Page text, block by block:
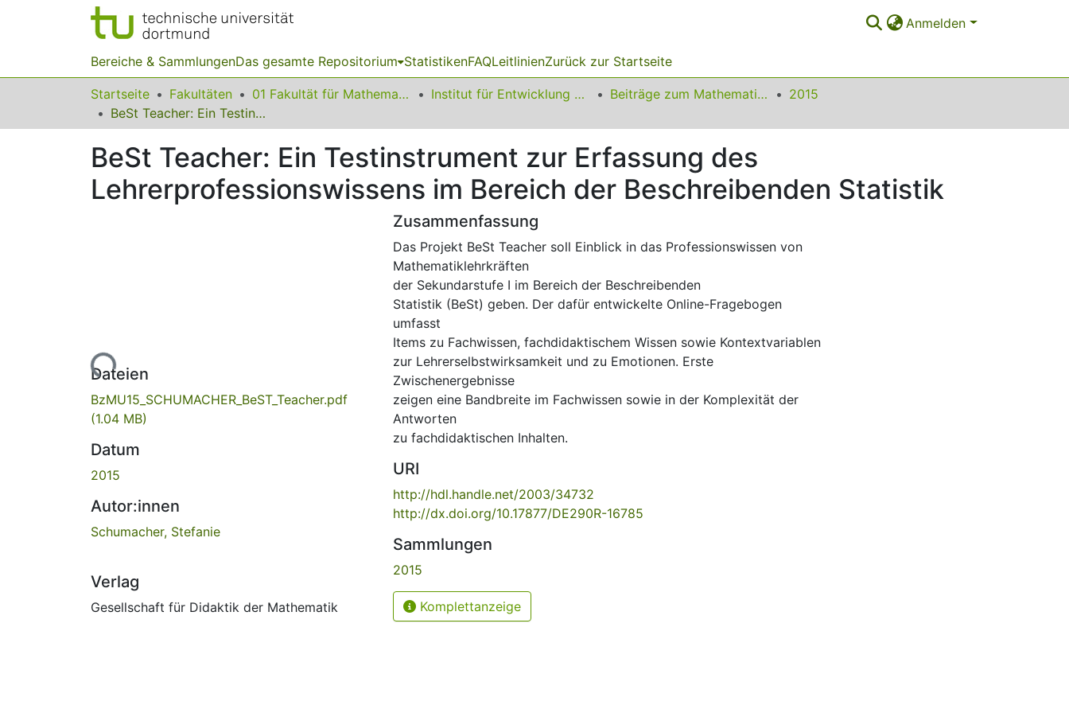
Anmelden
Bereiche & SammlungenDas gesamte Repositorium StatistikenFAQLeitlinienZurück zur Startseite
Startseite Fakultäten 01 Fakultät für Mathematik Institut für Entwicklung und Erforschung des Mathematikunterrichts Beiträge zum Mathematikunterricht
2015
BeSt Teacher: Ein Testinstrument zur Erfassung des Lehrerprofessionswissens im Bereich der Beschreibenden Statistik
BeSt Teacher: Ein Testinstrument zur Erfassung des
Lehrerprofessionswissens im Bereich der Beschreibenden Statistik
Lade...
Dateien
BzMU15_SCHUMACHER_BeST_Teacher.pdf
(1.04 MB)
Datum
2015
Autor:innen
Schumacher, Stefanie
Verlag
Gesellschaft für Didaktik der Mathematik
Zusammenfassung
Das Projekt BeSt Teacher soll Einblick in das Professionswissen von
Mathematiklehrkräften
der Sekundarstufe I im Bereich der Beschreibenden
Statistik (BeSt) geben. Der dafür entwickelte Online-Fragebogen
umfasst
Items zu Fachwissen, fachdidaktischem Wissen sowie Kontextvariablen
zur Lehrerselbstwirksamkeit und zu Emotionen. Erste
Zwischenergebnisse
zeigen eine Bandbreite im Fachwissen sowie in der Komplexität der
Antworten
zu fachdidaktischen Inhalten.
URI
http://hdl.handle.net/2003/34732
http://dx.doi.org/10.17877/DE290R-16785
Sammlungen
2015
Komplettanzeige